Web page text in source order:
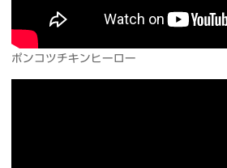
ポンコツチキンヒーロー